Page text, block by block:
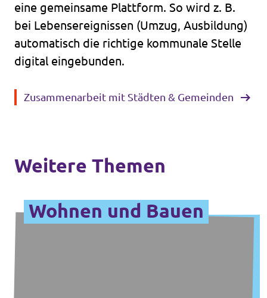
eine gemeinsame Plattform. So wird z. B.
bei Lebensereignissen (Umzug, Ausbildung)
automatisch die richtige kommunale Stelle
digital eingebunden.
Zusammenarbeit mit Städten & Gemeinden
Weitere Themen
Wohnen und Bauen